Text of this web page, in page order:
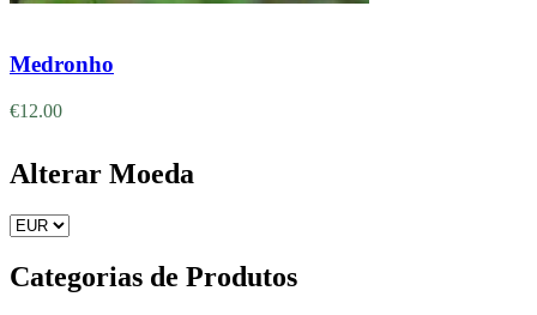
Medronho
€12.00
Alterar Moeda
Categorias de Produtos